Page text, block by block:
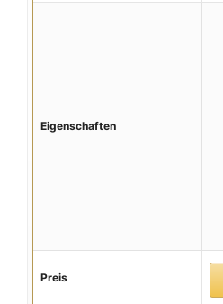
Eigenschaften
Preis